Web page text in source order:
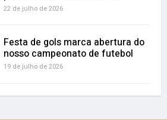
22 de julho de 2026
Festa de gols marca abertura do
nosso campeonato de futebol
19 de julho de 2026